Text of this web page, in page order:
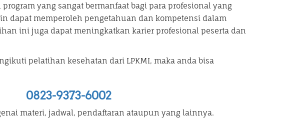
yang sangat bermanfaat bagi para profesional yang
dapat memperoleh pengetahuan dan kompetensi dalam
ini juga dapat meningkatkan karier profesional peserta dan
pelatihan kesehatan dari LPKMI, maka anda bisa
0823-9373-6002
materi, jadwal, pendaftaran ataupun yang lainnya.